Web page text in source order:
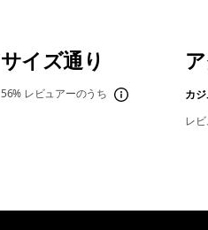
サイズ通り
56% レビュアーのうち
カ
レ